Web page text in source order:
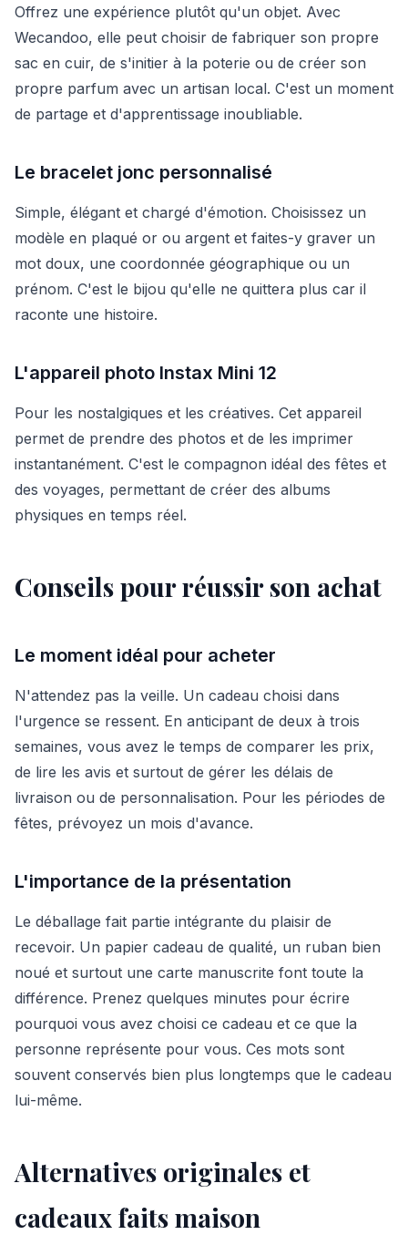
Offrez une expérience plutôt qu'un objet. Avec
Wecandoo, elle peut choisir de fabriquer son propre
sac en cuir, de s'initier à la poterie ou de créer son
propre parfum avec un artisan local. C'est un moment
de partage et d'apprentissage inoubliable.
Le bracelet jonc personnalisé
Simple, élégant et chargé d'émotion. Choisissez un
modèle en plaqué or ou argent et faites-y graver un
mot doux, une coordonnée géographique ou un
prénom. C'est le bijou qu'elle ne quittera plus car il
raconte une histoire.
L'appareil photo Instax Mini 12
Pour les nostalgiques et les créatives. Cet appareil
permet de prendre des photos et de les imprimer
instantanément. C'est le compagnon idéal des fêtes et
des voyages, permettant de créer des albums
physiques en temps réel.
Conseils pour réussir son achat
Le moment idéal pour acheter
N'attendez pas la veille. Un cadeau choisi dans
l'urgence se ressent. En anticipant de deux à trois
semaines, vous avez le temps de comparer les prix,
de lire les avis et surtout de gérer les délais de
livraison ou de personnalisation. Pour les périodes de
fêtes, prévoyez un mois d'avance.
L'importance de la présentation
Le déballage fait partie intégrante du plaisir de
recevoir. Un papier cadeau de qualité, un ruban bien
noué et surtout une carte manuscrite font toute la
différence. Prenez quelques minutes pour écrire
pourquoi vous avez choisi ce cadeau et ce que la
personne représente pour vous. Ces mots sont
souvent conservés bien plus longtemps que le cadeau
lui-même.
Alternatives originales et
cadeaux faits maison